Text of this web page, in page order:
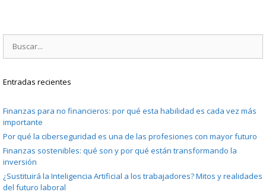
Entradas recientes
Finanzas para no financieros: por qué esta habilidad es cada vez más
importante
Por qué la ciberseguridad es una de las profesiones con mayor futuro
Finanzas sostenibles: qué son y por qué están transformando la
inversión
¿Sustituirá la Inteligencia Artificial a los trabajadores? Mitos y realidades
del futuro laboral